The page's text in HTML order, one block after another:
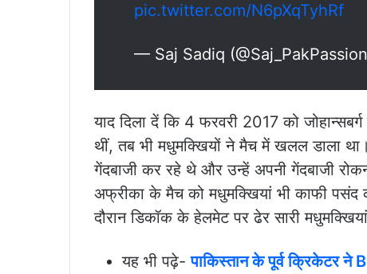
pic.twitter.com/N6pXqTyhRf
— Saj Sadiq
याद दिला दें कि 4 फरवरी 2017 को
थीं, तब भी मधुमक्खियों ने मैच में खलल डाला
गेंदबाजी कर रहे थे और उन्हें अपनी गेंदबाजी
अफ्रीका के मैच को मधुमक्खियां भी काफी
दौरान डिकॉक के हेलमेट पर ढेर सारी
यह भी पढ़े-पाकिस्तान के पूर्व क्रिकेटर ने